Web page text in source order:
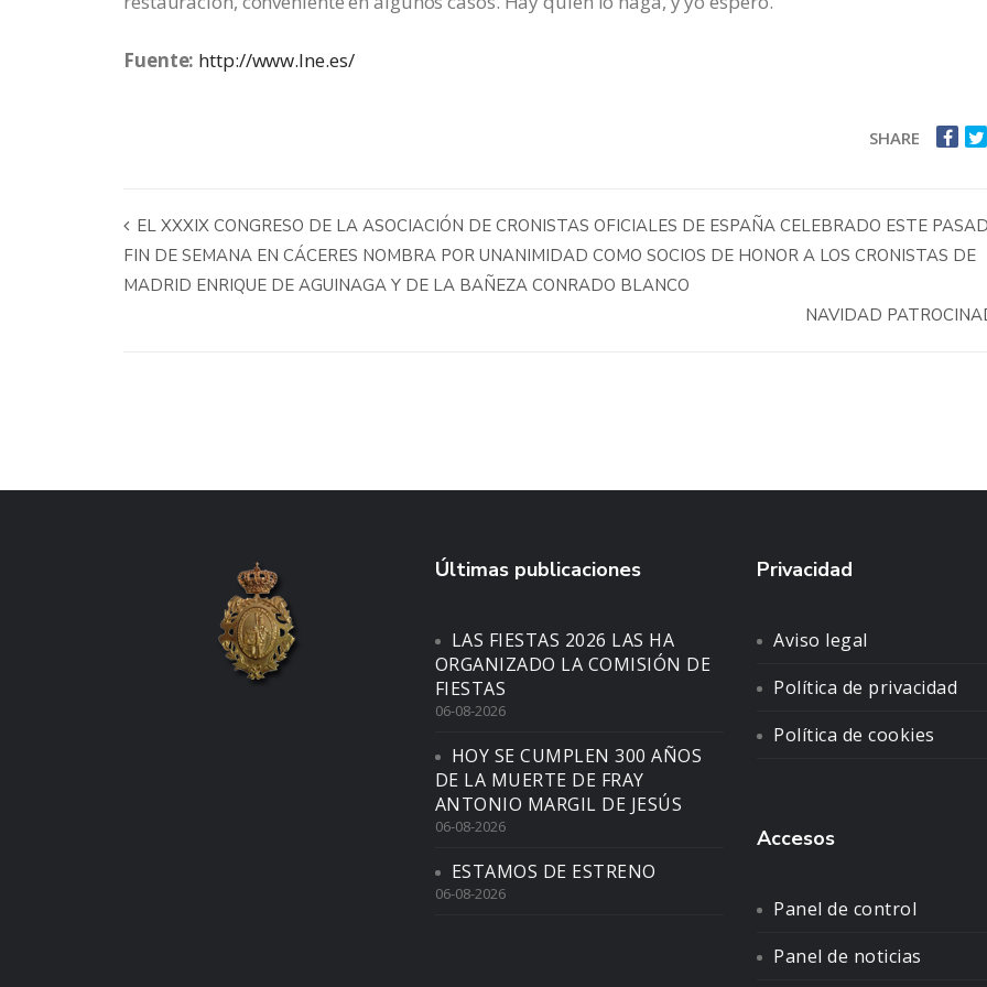
Fuente: http://www.lne.es/
SHARE
EL XXXIX CONGRESO DE LA ASOCIACIÓN DE CRONISTAS OFICIALES DE ESPAÑA CELEBRADO ESTE
FIN DE SEMANA EN CÁCERES NOMBRA POR UNANIMIDAD COMO SOCIOS DE HONOR A LOS CRONISTAS DE
MADRID ENRIQUE DE AGUINAGA Y DE LA BAÑEZA CONRADO BLANCO
NAVIDAD
Últimas publicaciones
LAS FIESTAS 2026 LAS HA
ORGANIZADO LA COMISIÓN DE
FIESTAS
06-08-2026
HOY SE CUMPLEN 300 AÑOS
DE LA MUERTE DE FRAY
ANTONIO MARGIL DE JESÚS
06-08-2026
ESTAMOS DE ESTRENO
06-08-2026
Privacidad
Aviso legal
Política de privacidad
Política de cookies
Accesos
Panel de control
Panel de noticias